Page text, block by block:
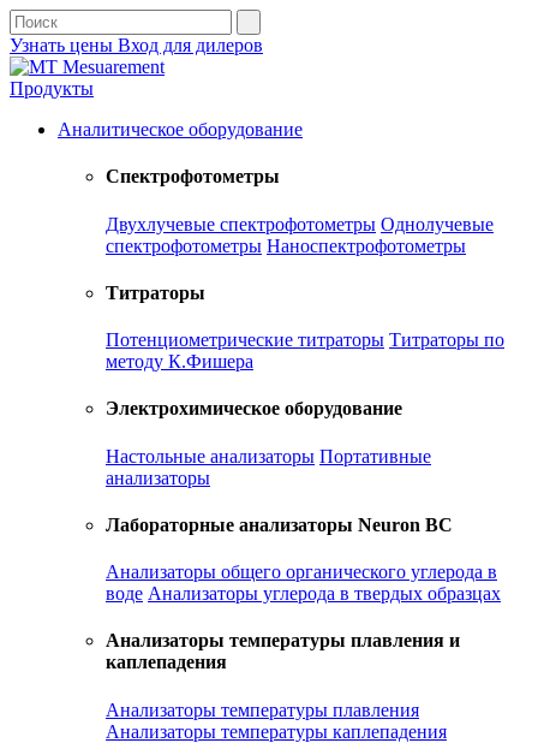
Узнать цены Вход для дилеров
Продукты
Аналитическое оборудование
Спектрофотометры
Двухлучевые спектрофотометры Однолучевые
спектрофотометры Наноспектрофотометры
Титраторы
Потенциометрические титраторы Титраторы по
методу К.Фишера
Электрохимическое оборудование
Настольные анализаторы Портативные
анализаторы
Лабораторные анализаторы Neuron BC
Анализаторы общего органического углерода в
воде Анализаторы углерода в твердых образцах
Анализаторы температуры плавления и
каплепадения
Анализаторы температуры плавления
Анализаторы температуры каплепадения